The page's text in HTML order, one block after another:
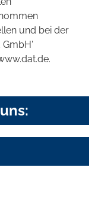
und bei der